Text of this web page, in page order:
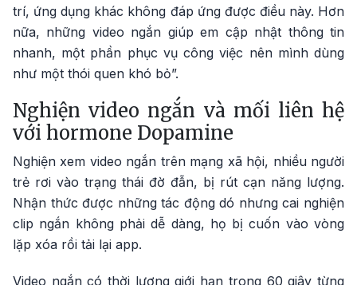
trí, ứng dụng khác không đáp ứng được điều này. Hơn
nữa, những video ngắn giúp em cập nhật thông tin
nhanh, một phần phục vụ công việc nên mình dùng
như một thói quen khó bỏ”.
Nghiện video ngắn và mối liên hệ
với hormone Dopamine
Nghiện xem video ngắn trên mạng xã hội, nhiều người
trẻ rơi vào trạng thái đờ đẫn, bị rút cạn năng lượng.
Nhận thức được những tác động dó nhưng cai nghiện
clip ngắn không phải dễ dàng, họ bị cuốn vào vòng
lặp xóa rồi tải lại app.
Video ngắn có thời lượng giới hạn trong 60 giây từng